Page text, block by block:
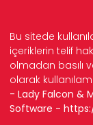
Bu sitede
içeriklerin telif
olmadan basılı
olarak
- Lady Falcon &
Software -